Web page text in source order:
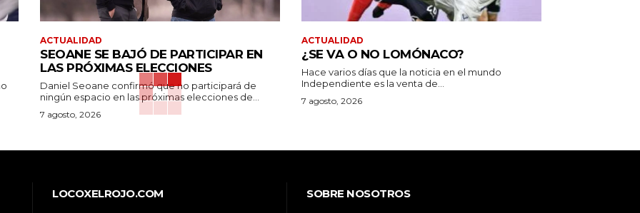
ACTUALIDAD
SEOANE SE BAJÓ DE PARTICIPAR EN
LAS PRÓXIMAS ELECCIONES
Daniel Seoane confirmó que no participará de
ningún espacio en las próximas elecciones de...
7 agosto, 2026
ACTUALIDAD
¿SE VA O NO LOMÓNACO?
Hace varios días que la noticia en el mundo
Independiente es la venta de...
7 agosto, 2026
LOCOXELROJO.COM SOBRE NOSOTROS